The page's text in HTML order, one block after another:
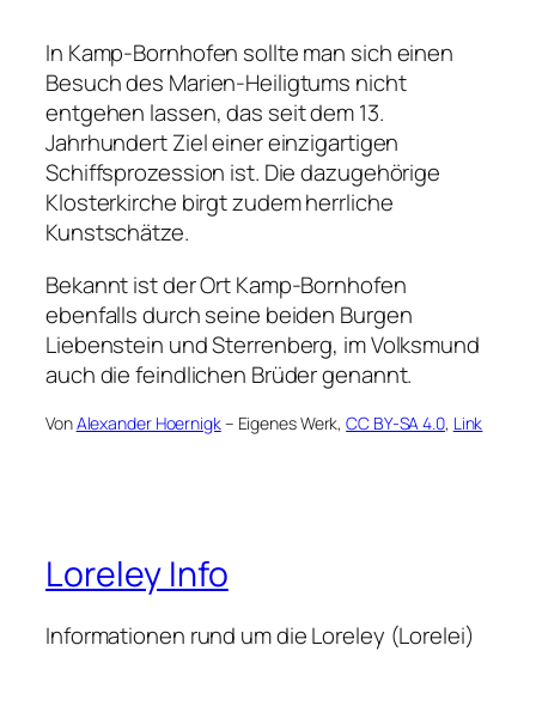
In Kamp-Bornhofen sollte man sich einen
Besuch des Marien-Heiligtums nicht
entgehen lassen, das seit dem 13.
Jahrhundert Ziel einer einzigartigen
Schiffsprozession ist. Die dazugehörige
Klosterkirche birgt zudem herrliche
Kunstschätze.
Bekannt ist der Ort Kamp-Bornhofen
ebenfalls durch seine beiden Burgen
Liebenstein und Sterrenberg, im Volksmund
auch die feindlichen Brüder genannt.
VonAlexander Hoernigk– Eigenes Werk,CC BY-SA 4.0, Link
Loreley Info
Informationen rund um die Loreley (Lorelei)